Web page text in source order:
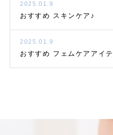
2025.01.9
おすすめ スキンケア♪
2025.01.9
おすすめ フェムケアアイ